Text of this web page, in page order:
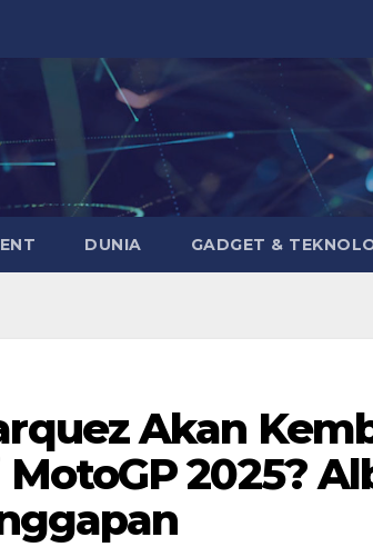
DUNIA GADGET &
Akan
2025?